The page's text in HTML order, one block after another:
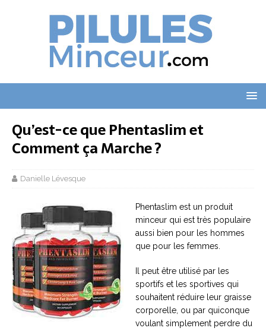
Qu’est-ce que Phentaslim et
Comment ça Marche ?
Danielle Lévesque
Phentaslim est un produit
minceur qui est très populaire
aussi bien pour les hommes
que pour les femmes.
Il peut être utilisé par les
sportifs et les sportives qui
souhaitent réduire leur graisse
corporelle, ou par quiconque
voulant simplement perdre du